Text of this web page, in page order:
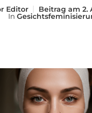
Editor Beitrag am 2.
In